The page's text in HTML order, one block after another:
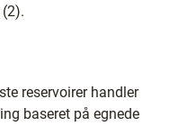
reservoirer handler
baseret på egnede